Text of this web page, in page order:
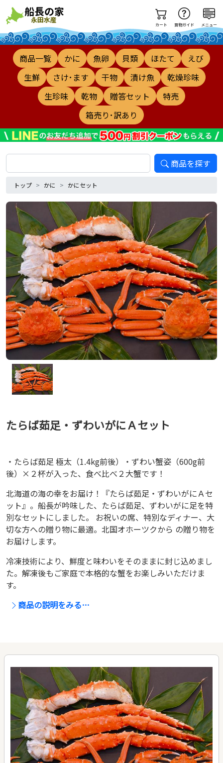
カート 買物ガイド メニュー
商品一覧 かに 魚卵 貝類 ほたて
えび
生鮮
さけ･ます 干物 漬け魚
乾燥珍味
生珍味
乾物 贈答セット
特売
箱売り･訳あり
商品を探す
トップ かに かにセット
たらば茹足・ずわいがにＡセット
・たらば茹足 極太（1.4kg前後）・ずわい蟹姿（600g前
後）×２杯が入った、食べ比べ２大蟹です！
北海道の海の幸をお届け！『たらば茹足・ずわいがにＡセ
ット』。船長が吟味した、たらば茹足、ずわいがに足を特
別なセットにしました。 お祝いの席、特別なディナー、大
切な方への贈り物に最適。北国オホーツクから の贈り物を
お届けします。
冷凍技術により、鮮度と味わいをそのままに封じ込めまし
た。解凍後もご家庭で本格的な蟹をお楽しみいただけま
す。
商品の説明をみる…